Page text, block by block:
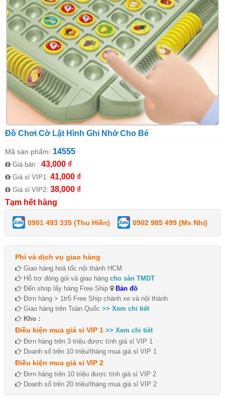
Đồ Chơi Cờ Lật Hình Ghi Nhớ Cho Bé
Mã sản phẩm: 14555
Giá bán : 43,000 ₫
Giá sỉ VIP1: 41,000 ₫
Giá sỉ VIP2: 38,000 ₫
Tạm hết hàng
0901 493 335 (Thu Hiền) 0902 985 499 (Ms Nhi)
Phí và dịch vụ giao hàng
Giao hàng hoả tốc nội thành HCM
Hỗ trợ đóng gói và giao hàng cho sàn TMDT
Đến shop lấy hàng Free Ship
Bản đồ
Đơn hàng > 1tr5 Free Ship chành xe và nội thành
Giao hàng trên Toàn Quốc >> Xem chi tiết
Kho :
Điều kiện mua giá sỉ VIP 1 >> Xem chi tiết
Đơn hàng trên 3 triệu được tính giá sỉ VIP 1
Doanh số trên 10 triệu/tháng mua giá sỉ VIP 1
Điều kiện mua giá sỉ VIP 2
Đơn hàng trên 10 triệu được tính giá sỉ VIP 2
Doanh số trên 20 triệu/tháng mua giá sỉ VIP 2